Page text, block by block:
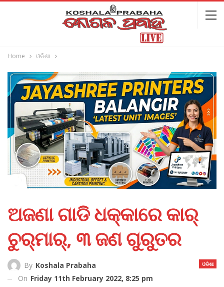
Home ଓଡିଶା
ଅଜଣା ଗାଡି ଧକ୍କାରେ କାର୍‌
ଚୁର୍‌ମାର୍‌, ୩ ଜଣ ଗୁରୁତର
ଓଡିଶା
By Koshala Prabaha
On Friday 11th February 2022, 8:25 pm